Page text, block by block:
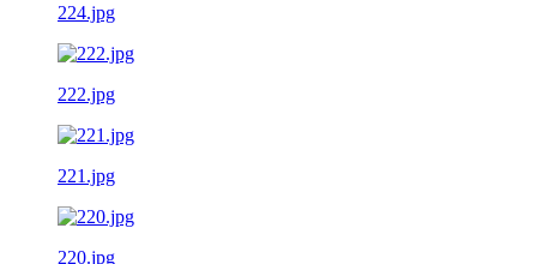
224.jpg
222.jpg
221.jpg
220.jpg